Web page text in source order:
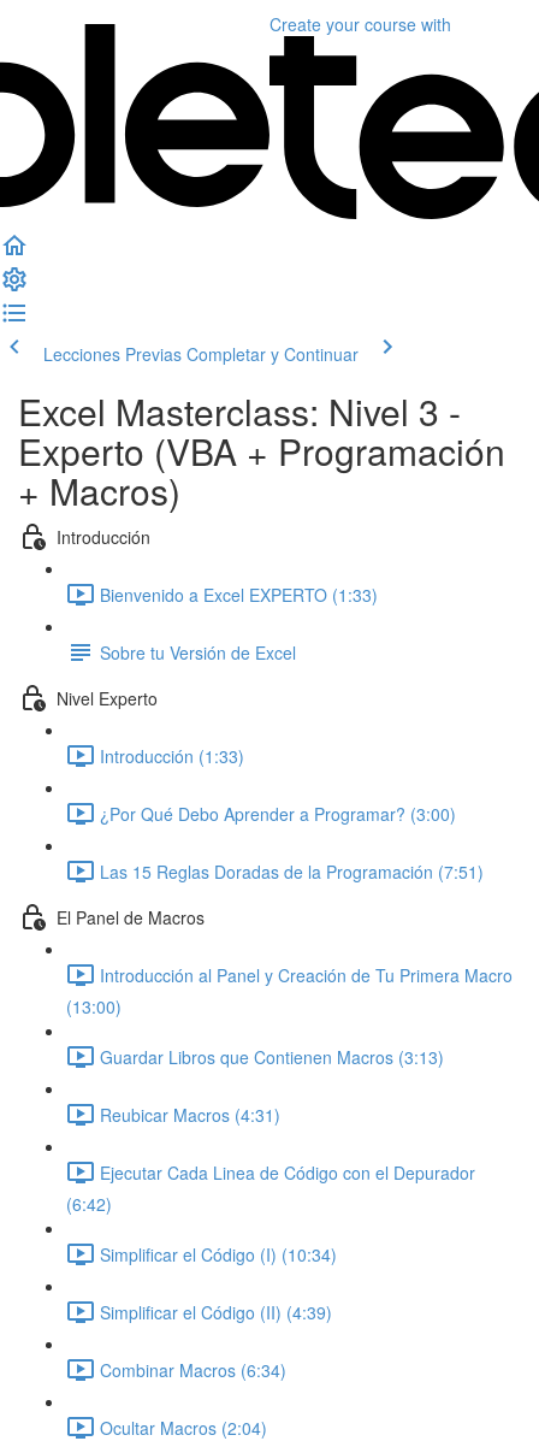
Create your course with
Lecciones Previas Completar y Continuar
Excel Masterclass: Nivel 3 -
Experto (VBA + Programación
+ Macros)
Introducción
Bienvenido a Excel EXPERTO (1:33)
Sobre tu Versión de Excel
Nivel Experto
Introducción (1:33)
¿Por Qué Debo Aprender a Programar? (3:00)
Las 15 Reglas Doradas de la Programación (7:51)
El Panel de Macros
Introducción al Panel y Creación de Tu Primera Macro
(13:00)
Guardar Libros que Contienen Macros (3:13)
Reubicar Macros (4:31)
Ejecutar Cada Linea de Código con el Depurador
(6:42)
Simplificar el Código (I) (10:34)
Simplificar el Código (II) (4:39)
Combinar Macros (6:34)
Ocultar Macros (2:04)